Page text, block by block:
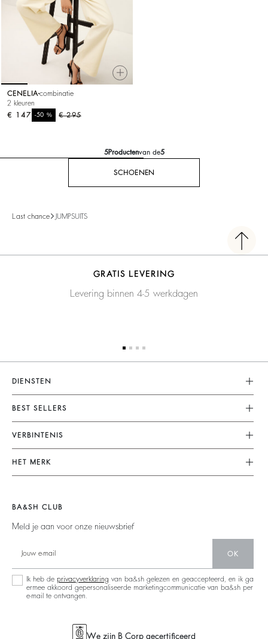
CENELIA combinatie
2 kleuren
€ 295
-50%
€ 147
5Productenvan de5
SCHOENEN
Last chance JUMPSUITS
GRATIS LEVERING
Levering binnen 4-5 werkdagen
DIENSTEN
Klantenservice
FAQ
Terugzenden En Terugbetaling
Algemene Voorwaarden
Juridische Kennisgeving
BEST SELLERS
Dresses
Jumpsuits
Tops & Shirts
Jumpers & Cardigans
Backless
VERBINTENIS
Onze Engagementen
Duurzame Collectie
People
Partners
Circulariteit
Operaties
HET MERK
Barbara & Sharon
Nieuwe Collectie
BA&SH CLUB
Meld je aan voor onze nieuwsbrief
OK
Ik heb de privacyverklaring van ba&sh gelezen en geaccepteerd, en ik ga
ermee akkoord gepersonaliseerde marketingcommunicatie van ba&sh per
e-mail te ontvangen.
We zijn B Corp gecertificeerd